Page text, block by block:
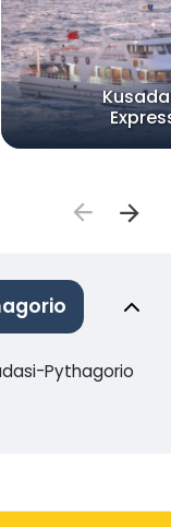
Pythagorio